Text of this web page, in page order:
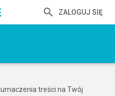
ZALOGUJ SIĘ
treści na Twój